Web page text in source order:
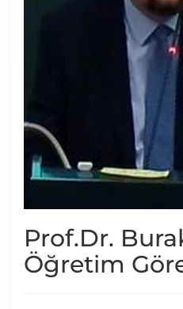
Prof.Dr.
Öğretim